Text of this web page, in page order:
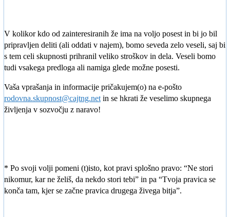
V kolikor kdo od zainteresiranih že ima na voljo posest in bi jo bil
pripravljen deliti (ali oddati v najem), bomo seveda zelo veseli, saj bi
s tem celi skupnosti prihranil veliko stroškov in dela. Veseli bomo
tudi vsakega predloga ali namiga glede možne posesti.
Vaša vprašanja in informacije pričakujem(o) na e-pošto
rodovna.skupnost@cajtng.net in se hkrati že veselimo skupnega
življenja v sozvočju z naravo!
* Po svoji volji pomeni (t)isto, kot pravi splošno pravo: “Ne stori
nikomur, kar ne želiš, da nekdo stori tebi” in pa “Tvoja pravica se
konča tam, kjer se začne pravica drugega živega bitja”.